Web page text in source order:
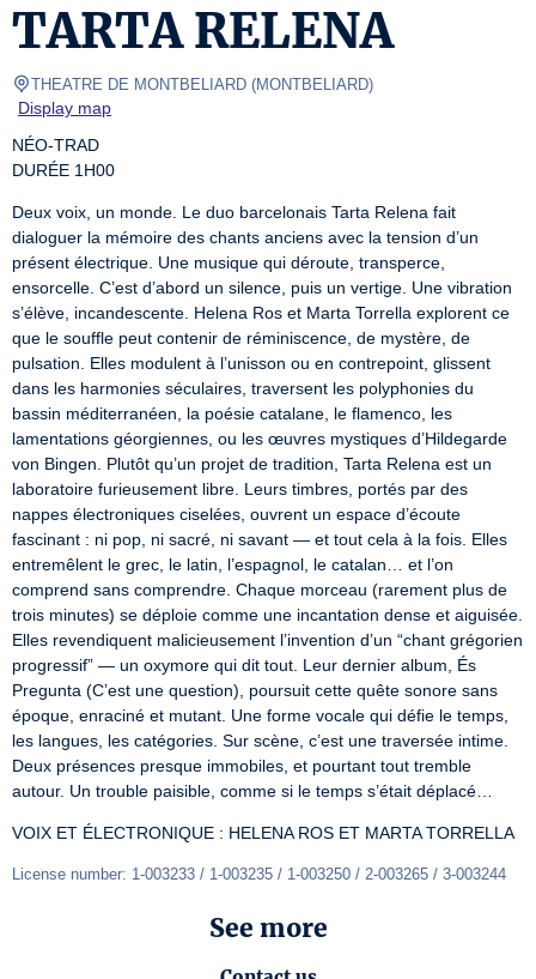
TARTA RELENA
THEATRE DE MONTBELIARD (MONTBELIARD)
Display map
NÉO-TRAD
DURÉE 1H00
Deux voix, un monde. Le duo barcelonais Tarta Relena fait
dialoguer la mémoire des chants anciens avec la tension d’un
présent électrique. Une musique qui déroute, transperce,
ensorcelle. C’est d’abord un silence, puis un vertige. Une vibration
s’élève, incandescente. Helena Ros et Marta Torrella explorent ce
que le souffle peut contenir de réminiscence, de mystère, de
pulsation. Elles modulent à l’unisson ou en contrepoint, glissent
dans les harmonies séculaires, traversent les polyphonies du
bassin méditerranéen, la poésie catalane, le flamenco, les
lamentations géorgiennes, ou les œuvres mystiques d’Hildegarde
von Bingen. Plutôt qu’un projet de tradition, Tarta Relena est un
laboratoire furieusement libre. Leurs timbres, portés par des
nappes électroniques ciselées, ouvrent un espace d’écoute
fascinant : ni pop, ni sacré, ni savant — et tout cela à la fois. Elles
entremêlent le grec, le latin, l’espagnol, le catalan… et l’on
comprend sans comprendre. Chaque morceau (rarement plus de
trois minutes) se déploie comme une incantation dense et aiguisée.
Elles revendiquent malicieusement l’invention d’un “chant grégorien
progressif” — un oxymore qui dit tout. Leur dernier album, És
Pregunta (C’est une question), poursuit cette quête sonore sans
époque, enraciné et mutant. Une forme vocale qui défie le temps,
les langues, les catégories. Sur scène, c’est une traversée intime.
Deux présences presque immobiles, et pourtant tout tremble
autour. Un trouble paisible, comme si le temps s’était déplacé…
VOIX ET ÉLECTRONIQUE : HELENA ROS ET MARTA TORRELLA
License number: 1-003233 / 1-003235 / 1-003250 / 2-003265 / 3-003244
See more